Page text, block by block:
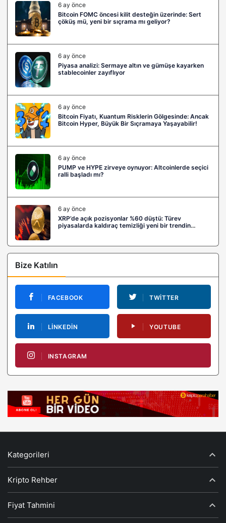
6 ay önce
Bitcoin FOMC öncesi kilit desteğin üzerinde: Sert
çöküş mü, yeni bir sıçrama mı geliyor?
6 ay önce
Piyasa analizi: Sermaye altın ve gümüşe kayarken
stablecoinler zayıflıyor
6 ay önce
Bitcoin Fiyatı, Kuantum Risklerin Gölgesinde: Ancak
Bitcoin Hyper, Büyük Bir Sıçramaya Yaşayabilir!
6 ay önce
PUMP ve HYPE zirveye oynuyor: Altcoinlerde seçici
ralli başladı mı?
6 ay önce
XRP’de açık pozisyonlar %60 düştü: Türev
piyasalarda kaldıraç temizliği yeni bir trendin
Bize Katılın
FACEBOOK TWITTER
LINKEDIN YOUTUBE
INSTAGRAM
Kategorileri
Kripto Rehber
Fiyat Tahmini